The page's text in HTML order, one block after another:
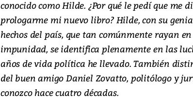
conocido como Hilde. ¿Por qué le pedí que me
prologarme mi nuevo libro? Hilde, con su
hechos del país, que tan comúnmente rayan
impunidad, se identifica plenamente en las
años de vida política he llevado. También
del buen amigo Daniel Zovatto, politólogo y
conozco hace cuatro décadas.